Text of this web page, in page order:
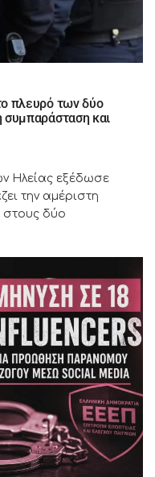
πλευρό των δύο
και
Ηλείας εξέδωσε
την αμέριστη
στους δύο